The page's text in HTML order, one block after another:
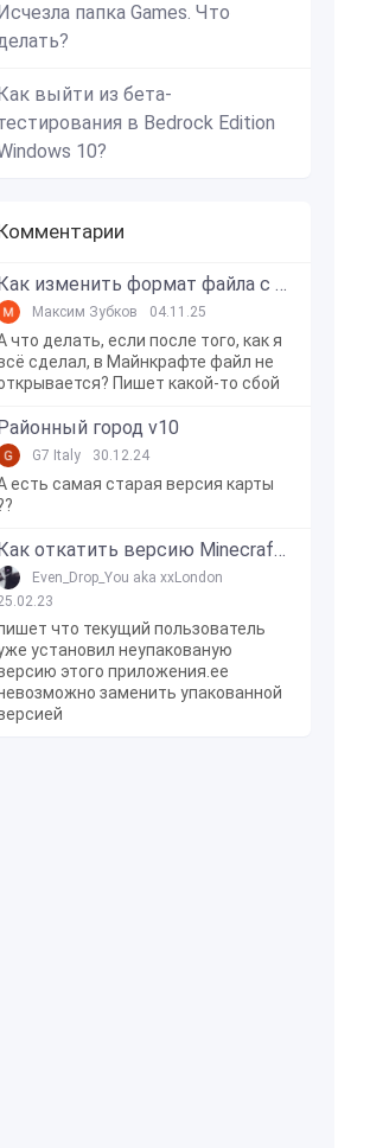
блок
, Levels , песня , редстоун
папка Games. Что
выйти из бета-
в Bedrock Edition
10?
Как изменить формат файла с zip в mcworld?
Максим Зубков 04.11.25
что делать, если после того, как я
сделал, в Майнкрафте файл не
Пишет какой-то сбой
город v10
G7 Italy 30.12.24
есть самая старая версия карты
Как откатить версию Minecraft Bedrock Edition на Windows 10?
Even_Drop_You aka xxLondon
что текущий пользователь
установил неупакованую
этого приложения.ее
заменить упакованной